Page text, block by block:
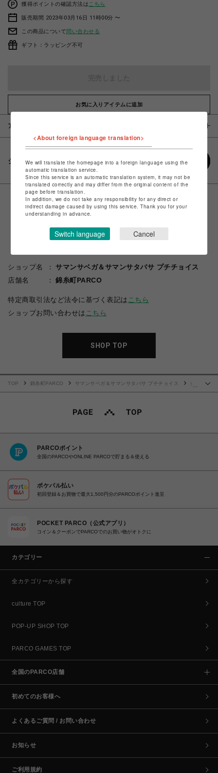
獲得ポイントの確認方法は こちら
販売期間 2023年03月16日 11時00分 〜
この商品について問い合わせる
ギフト：ラッピング不可
お気に入りアイテムに追加
アイテム説明 / 素材
シェアする
ショップ名
サマンサベガ＆サマンサタバサ プチチョイス
店舗名
錦糸町PARCO
特定商取引法など法令に基づく表記は こちら
ショップお問い合わせは こちら
SHOP TOP
TOP 錦糸町PARCO サマンサベガ＆サマンサタバサ プチチョイス
ビ
PARCOポイント
全国のPARCOやONLINE PARCOで貯まる＆使える
ポケパル払い
初回登録＆お買物で最大1,500円分のPARCOポイント進呈
POCKET PARCO（公式アプリ）
コイン＆クーポンでPARCOでのお買い物がオトクに
カテゴリー
全カテゴリーから探す
culture TOP
POP-UP SHOP TOP
PARCO GAMES TOP
全国のPARCO店舗
初めてのお客様へ
よくあるご質問 / お問い合わせ
お知らせ
ご利用規約
<About foreign language translation>
We will translate the homepage into a foreign language using the
automatic translation service.
Since this service is an automatic translation system, it may not be
translated correctly and may differ from the original content of the
page before translation.
In addition, we do not take any responsibility for any direct or
indirect damage caused by using this service. Thank you for your
understanding in advance.
Switch language Cancel